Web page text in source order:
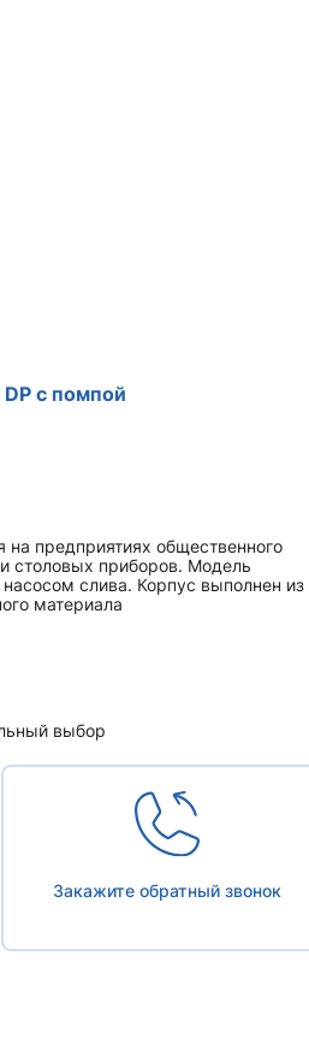
с помпой
на предприятиях общественного
столовых приборов. Модель
слива. Корпус выполнен из
материала
выбор
Закажите обратный звонок